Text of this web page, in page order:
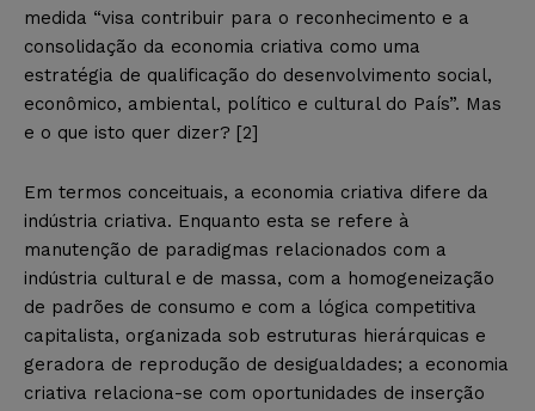
medida “visa contribuir para o reconhecimento e a
consolidação da economia criativa como uma
estratégia de qualificação do desenvolvimento social,
econômico, ambiental, político e cultural do País”. Mas
e o que isto quer dizer? [2]
Em termos conceituais, a economia criativa difere da
indústria criativa. Enquanto esta se refere à
manutenção de paradigmas relacionados com a
indústria cultural e de massa, com a homogeneização
de padrões de consumo e com a lógica competitiva
capitalista, organizada sob estruturas hierárquicas e
geradora de reprodução de desigualdades; a economia
criativa relaciona-se com oportunidades de inserção